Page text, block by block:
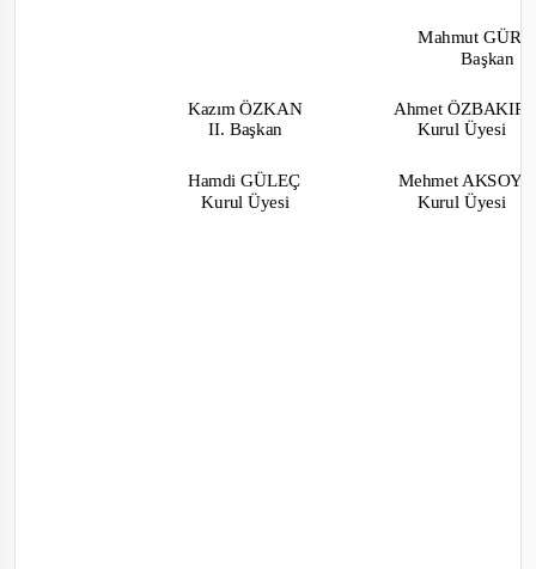
Mahmut
Başkan
Kazım ÖZKAN
II. Başkan
Ahmet ÖZBAKIR
Kurul Üyesi
Hamdi GÜLEÇ
Kurul Üyesi
Mehmet AKSOY
Kurul Üyesi